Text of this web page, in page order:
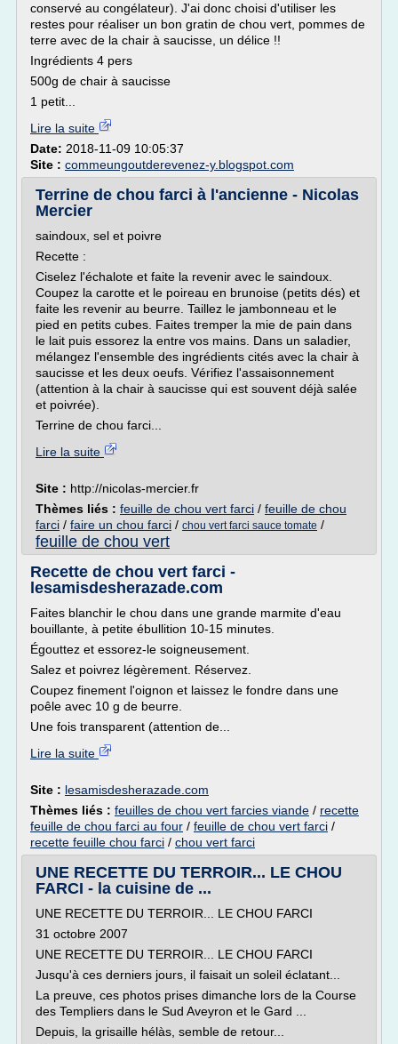
conservé au congélateur). J'ai donc choisi d'utiliser les
restes pour réaliser un bon gratin de chou vert, pommes de
terre avec de la chair à saucisse, un délice !!
Ingrédients 4 pers
500g de chair à saucisse
1 petit...
Lire la suite
Date: 2018-11-09 10:05:37
Site : commeungoutderevenez-y.blogspot.com
Terrine de chou farci à l'ancienne - Nicolas
Mercier
saindoux, sel et poivre
Recette :
Ciselez l'échalote et faite la revenir avec le saindoux.
Coupez la carotte et le poireau en brunoise (petits dés) et
faite les revenir au beurre. Taillez le jambonneau et le
pied en petits cubes. Faites tremper la mie de pain dans
le lait puis essorez la entre vos mains. Dans un saladier,
mélangez l'ensemble des ingrédients cités avec la chair à
saucisse et les deux oeufs. Vérifiez l'assaisonnement
(attention à la chair à saucisse qui est souvent déjà salée
et poivrée).
Terrine de chou farci...
Lire la suite
Site : http://nicolas-mercier.fr
Thèmes liés : feuille de chou vert farci / feuille de chou
farci / faire un chou farci / chou vert farci sauce tomate /
feuille de chou vert
Recette de chou vert farci -
lesamisdesherazade.com
Faites blanchir le chou dans une grande marmite d'eau
bouillante, à petite ébullition 10-15 minutes.
Égouttez et essorez-le soigneusement.
Salez et poivrez légèrement. Réservez.
Coupez finement l'oignon et laissez le fondre dans une
poêle avec 10 g de beurre.
Une fois transparent (attention de...
Lire la suite
Site : lesamisdesherazade.com
Thèmes liés : feuilles de chou vert farcies viande / recette
feuille de chou farci au four / feuille de chou vert farci /
recette feuille chou farci / chou vert farci
UNE RECETTE DU TERROIR... LE CHOU
FARCI - la cuisine de ...
UNE RECETTE DU TERROIR... LE CHOU FARCI
31 octobre 2007
UNE RECETTE DU TERROIR... LE CHOU FARCI
Jusqu'à ces derniers jours, il faisait un soleil éclatant...
La preuve, ces photos prises dimanche lors de la Course
des Templiers dans le Sud Aveyron et le Gard ...
Depuis, la grisaille hélàs, semble de retour...